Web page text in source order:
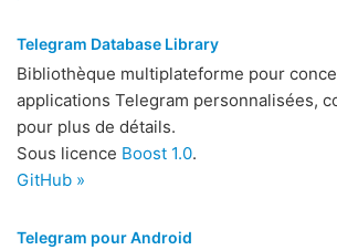
Telegram Database Library
Bibliothèque multiplateforme pour
applications Telegram personnalisées,
pour plus de détails.
Sous licence Boost 1.0.
GitHub »
Telegram pour Android